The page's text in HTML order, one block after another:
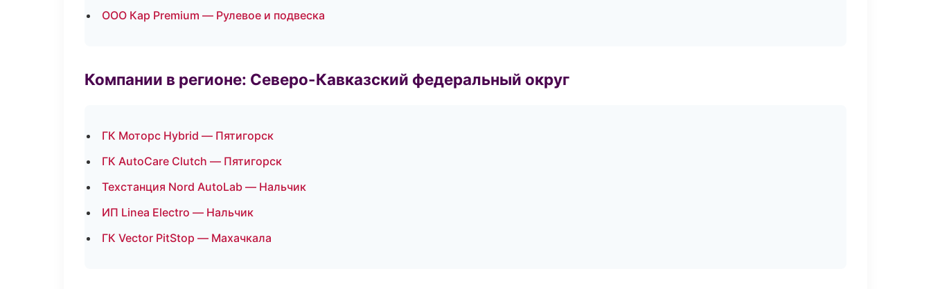
ООО Кар Premium — Рулевое и подвеска
Компании в регионе: Северо-Кавказский федеральный округ
ГК Моторс Hybrid — Пятигорск
ГК AutoCare Clutch — Пятигорск
Техстанция Nord AutoLab — Нальчик
ИП Linea Electro — Нальчик
ГК Vector PitStop — Махачкала